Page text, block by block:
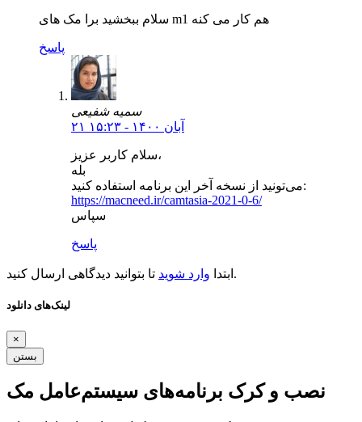
سلام ببخشید برا مک های m1 هم کار می کنه
پاسخ
سمیه شفیعی
۲۱ آبان ۱۴۰۰ - ۱۵:۲۳
سلام کاربر عزیز،
بله
می‌تونید از نسخه آخر این برنامه استفاده کنید:
https://macneed.ir/camtasia-2021-0-6/
سپاس
پاسخ
ابتدا وارد شوید تا بتوانید دیدگاهی ارسال کنید.
لینک‌های دانلود
×
بستن
نصب و کرک برنامه‌های سیستم‌عامل مک